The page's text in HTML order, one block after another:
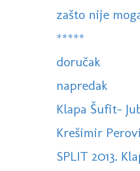
zašto nije
*****
doručak
napredak
Klapa Šufit-
Krešimir
SPLIT 2013.